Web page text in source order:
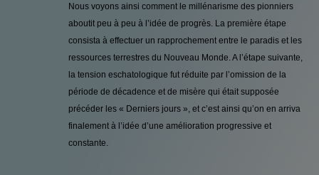
Nous voyons ainsi comment le millénarisme des pionniers
aboutit peu à peu à l’idée de progrès. La première étape
consista à effectuer un rapprochement entre le paradis et les
ressources terrestres du Nouveau Monde. A l’étape suivante,
la tension eschatologique fut réduite par l’omission de la
période de décadence et de misère qui était supposée
précéder les « Derniers jours », et c’est ainsi qu’on en arriva
finalement à l’idée d’une amélioration progressive et
constante.